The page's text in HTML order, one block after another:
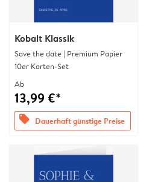
Kobalt Klassik
Save the date | Premium Papier
10er Karten-Set
Ab
13,99 €*
offers Dauerhaft günstige Preise